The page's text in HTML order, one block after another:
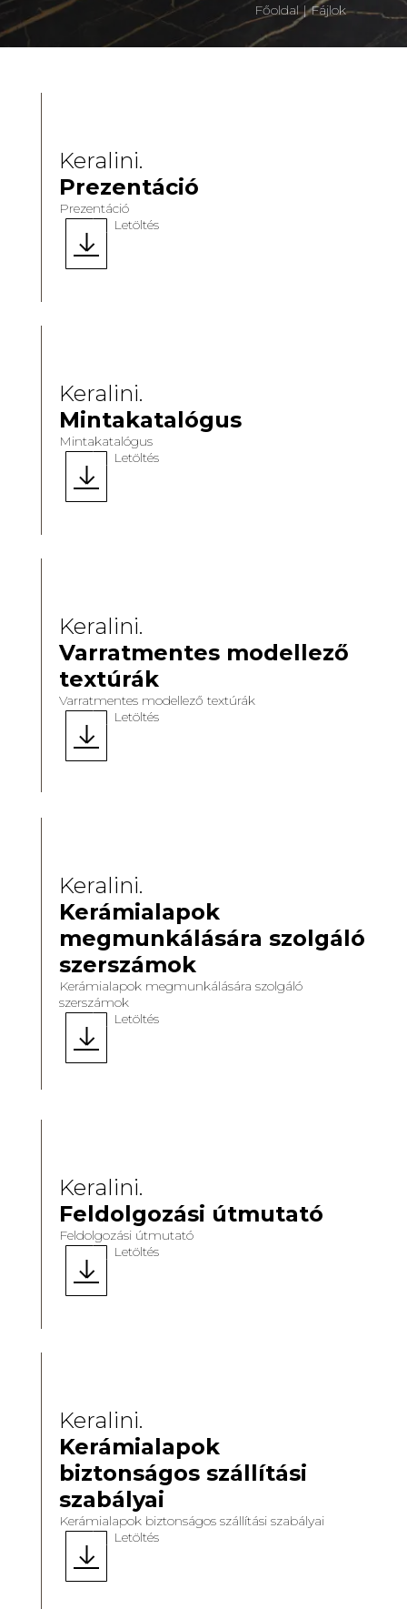
Főoldal|Fájlok
Keralini.
Prezentáció
Prezentáció
Letöltés
Keralini.
Mintakatalógus
Mintakatalógus
Letöltés
Keralini.
Varratmentes modellező
textúrák
Varratmentes modellező textúrák
Letöltés
Keralini.
Kerámialapok
megmunkálására szolgáló
szerszámok
Kerámialapok megmunkálására szolgáló
szerszámok
Letöltés
Keralini.
Feldolgozási útmutató
Feldolgozási útmutató
Letöltés
Keralini.
Kerámialapok
biztonságos szállítási
szabályai
Kerámialapok biztonságos szállítási szabályai
Letöltés